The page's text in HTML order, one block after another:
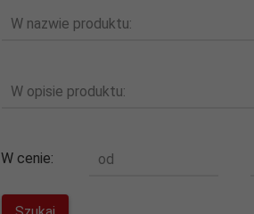
W nazwie produktu:
W opisie produktu:
W cenie: od